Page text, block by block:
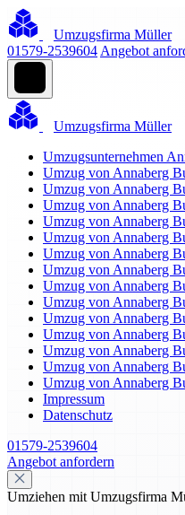
Umzugsfirma Müller
01579-2539604 Angebot
Umzugsfirma Müller
Umzugsunternehmen
Umzug von Annaberg
Umzug von Annaberg
Umzug von Annaberg
Umzug von Annaberg
Umzug von Annaberg
Umzug von Annaberg
Umzug von Annaberg
Umzug von Annaberg
Umzug von Annaberg
Umzug von Annaberg
Umzug von Annaberg
Umzug von Annaberg
Umzug von Annaberg
Umzug von Annaberg
Impressum
Datenschutz
01579-2539604
Angebot anfordern
Umziehen mit Umzugsfirma